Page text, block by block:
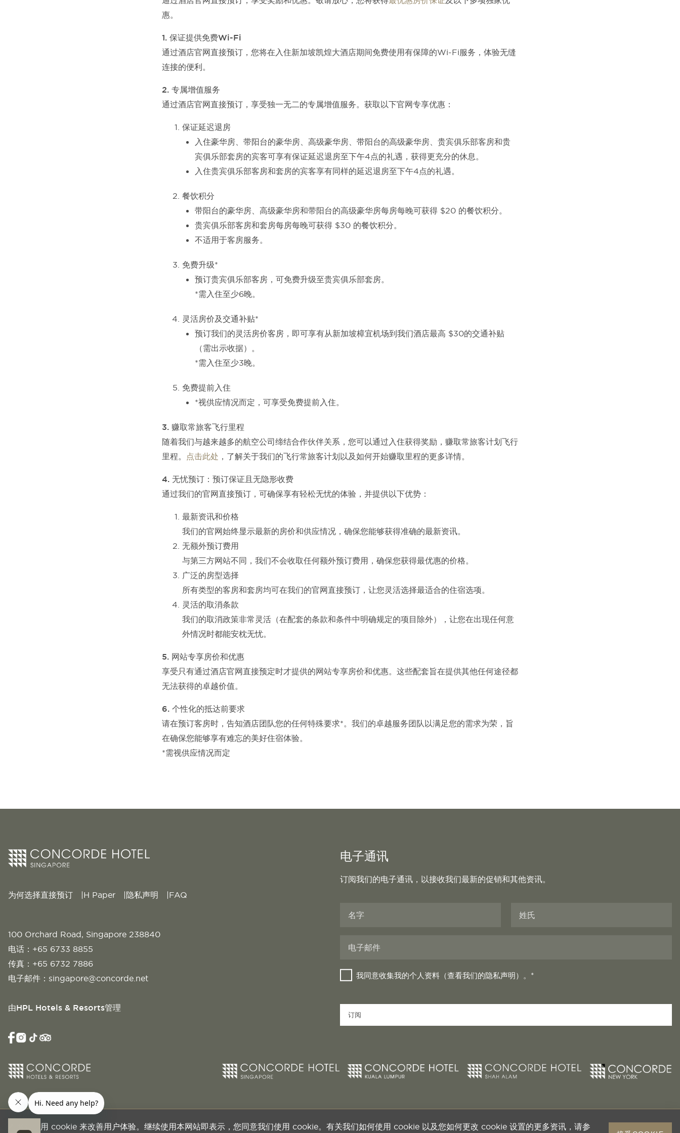
惠。
1. 保证提供免费Wi-Fi
通过酒店官网直接预订，您将在入住新加坡凯煌大酒店期间免费使用有保障的Wi-Fi服务，体验无缝
连接的便利。
2. 专属增值服务
通过酒店官网直接预订，享受独一无二的专属增值服务。获取以下官网专享优惠：
保证延迟退房
入住豪华房、带阳台的豪华房、高级豪华房、带阳台的高级豪华房、贵宾俱乐部客房和贵
宾俱乐部套房的宾客可享有保证延迟退房至下午4点的礼遇，获得更充分的休息。
入住贵宾俱乐部客房和套房的宾客享有同样的延迟退房至下午4点的礼遇。
餐饮积分
带阳台的豪华房、高级豪华房和带阳台的高级豪华房每房每晚可获得 $20 的餐饮积分。
贵宾俱乐部客房和套房每房每晚可获得 $30 的餐饮积分。
不适用于客房服务。
免费升级*
预订贵宾俱乐部客房，可免费升级至贵宾俱乐部套房。
*需入住至少6晚。
灵活房价及交通补贴*
预订我们的灵活房价客房，即可享有从新加坡樟宜机场到我们酒店最高 $30的交通补贴
（需出示收据）。
*需入住至少3晚。
免费提前入住
*视供应情况而定，可享受免费提前入住。
3. 赚取常旅客飞行里程
随着我们与越来越多的航空公司缔结合作伙伴关系，您可以通过入住获得奖励，赚取常旅客计划飞行
里程。 点击此处 ，了解关于我们的飞行常旅客计划以及如何开始赚取里程的更多详情。
4. 无忧预订：预订保证且无隐形收费
通过我们的官网直接预订，可确保享有轻松无忧的体验，并提供以下优势：
最新资讯和价格
我们的官网始终显示最新的房价和供应情况，确保您能够获得准确的最新资讯。
无额外预订费用
与第三方网站不同，我们不会收取任何额外预订费用，确保您获得最优惠的价格。
广泛的房型选择
所有类型的客房和套房均可在我们的官网直接预订，让您灵活选择最适合的住宿选项。
灵活的取消条款
我们的取消政策非常灵活（在配套的条款和条件中明确规定的项目除外），让您在出现任何意
外情况时都能安枕无忧。
5. 网站专享房价和优惠
享受只有通过酒店官网直接预定时才提供的网站专享房价和优惠。这些配套旨在提供其他任何途径都
无法获得的卓越价值。
6. 个性化的抵达前要求
请在预订客房时，告知酒店团队您的任何特殊要求*。我们的卓越服务团队以满足您的需求为荣，旨
在确保您能够享有难忘的美好住宿体验。
*需视供应情况而定
本网站使用 cookie 来改善用户体验。继续使用本网站即表示，您同意我们使用 cookie。有关我们如何使用 cookie 以及您如何更改 cookie 设置的更多资讯，请参
为何选择直接预订 H Paper 隐私声明 FAQ
100 Orchard Road, Singapore 238840
电话： +65 6733 8855
传真：+65 6732 7886
电子邮件： singapore@concorde.net
由HPL Hotels & Resorts管理
电子通讯
订阅我们的电子通讯，以接收我们最新的促销和其他资讯。
Your
我同意收集我的个人资料（查看我们的隐私声明）。*
订阅